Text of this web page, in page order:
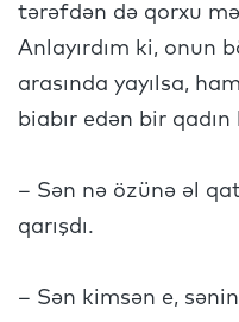
tərəfdən də qorxu
Anlayırdım ki, onun
arasında yayılsa,
biabır edən bir
– Sən nə özünə əl
qarışdı.
– Sən kimsən e,